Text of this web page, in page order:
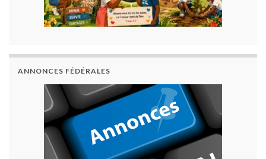
ANNONCES FÉDÉRALES